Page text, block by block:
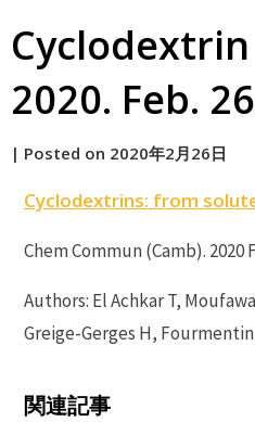
2020. Feb.
by
| Posted on 2020年2月26日
Cyclodextrins: from
Chem Commun (Camb). 2020
Authors: El Achkar T,
Greige-Gerges H, Fourmentin
関連記事